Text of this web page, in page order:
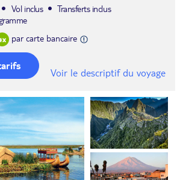
Vol inclus
Transferts inclus
par carte bancaire
Voir le descriptif du voyage